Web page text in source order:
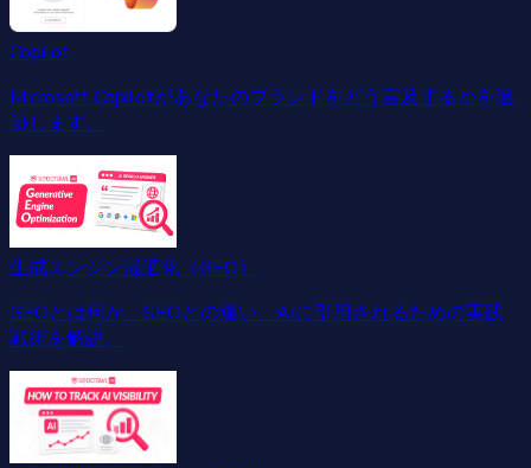
Copilot
Microsoft Copilotがあなたのブランドをどう言及するかを追
跡します。
生成エンジン最適化（GEO）
GEOとは何か、SEOとの違い、AIに引用されるための実践
戦術を解説。